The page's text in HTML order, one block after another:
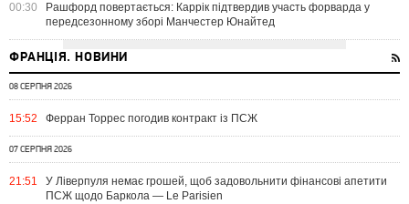
00:30
Рашфорд повертається: Каррік підтвердив участь форварда у
передсезонному зборі Манчестер Юнайтед
ФРАНЦІЯ. НОВИНИ
08 СЕРПНЯ 2026
15:52 Ферран Торрес погодив контракт із ПСЖ
07 СЕРПНЯ 2026
21:51
У Ліверпуля немає грошей, щоб задовольнити фінансові апетити
ПСЖ щодо Баркола — Le Parisien